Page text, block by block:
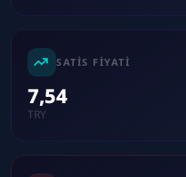
SATIS FIYATI
7,54
TRY